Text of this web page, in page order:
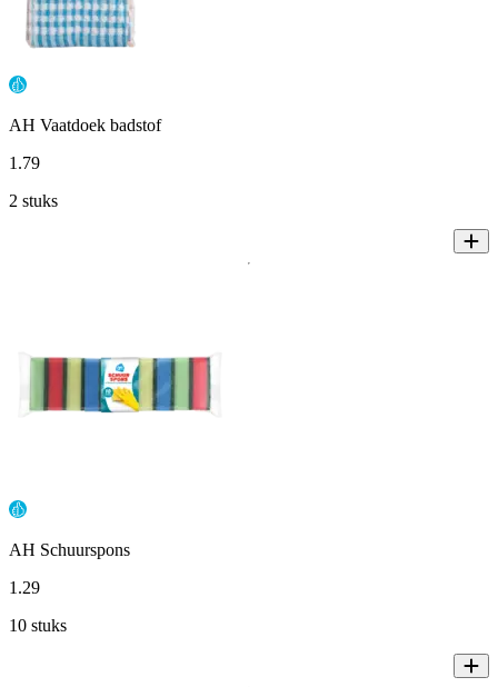
AH Vaatdoek badstof
1 .79
2 stuks
AH Schuurspons
1 .29
10 stuks